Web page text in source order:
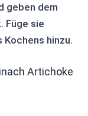
geben dem
Füge sie
hinzu.
Artichoke